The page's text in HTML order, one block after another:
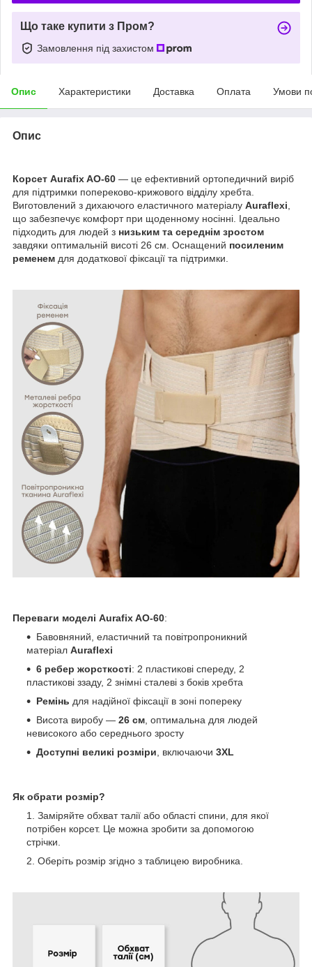
Що таке купити з Пром?
Замовлення під захистом
Опис Характеристики Доставка Оплата Умови
Опис
Корсет Aurafix AO-60 — це ефективний ортопедичний виріб
для підтримки попереково-крижового відділу хребта.
Виготовлений з дихаючого еластичного матеріалу Auraflexi
що забезпечує комфорт при щоденному носінні. Ідеально
підходить для людей з низьким та середнім зростом
завдяки оптимальній висоті 26 см. Оснащений посиленим
ременем для додаткової фіксації та підтримки.
Переваги моделі Aurafix AO-60:
Бавовняний, еластичний та повітропроникний
матеріал Auraflexi
6 ребер жорсткості: 2 пластикові спереду, 2
пластикові ззаду, 2 знімні сталеві з боків хребта
Ремінь для надійної фіксації в зоні попереку
Висота виробу — 26 см, оптимальна для людей
невисокого або середнього зросту
Доступні великі розміри, включаючи 3XL
Як обрати розмір?
Заміряйте обхват талії або області спини, для якої
потрібен корсет. Це можна зробити за допомогою
стрічки.
Оберіть розмір згідно з таблицею виробника.